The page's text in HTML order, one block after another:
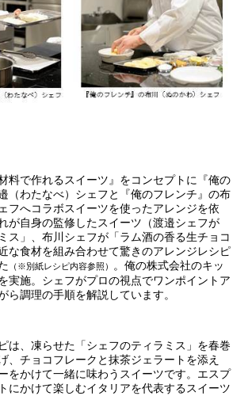
料で作れるスイーツ』をコンセプトに『俺の
（わたなべ）シェフと『俺のフレンチ』の布
フへコラボスイーツを使ったアレンジを依
が自身の監修したスイーツ（渡邉シェフが
ス」、布川シェフが「ラム酒の香る生チョコ
な食材を組み合わせて驚きのアレンジレシピ
（※別紙レシピ内容参照） 。俺の株式会社のキッ
実施。シェフがプロの視点でワンポイントア
ら調理の手順を解説しています。
は、凍らせた「シェフのティラミス」を春巻
、チョコフレークと抹茶ジェラートを添え
をかけて一緒に味わうスイーツです。エスプ
にかけて楽しむイタリアを代表するスイーツ